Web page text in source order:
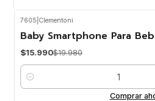
-20%
7605| Clementoni
Baby Smartphone Para
$15.990$19.980
Cantidad
Comprar